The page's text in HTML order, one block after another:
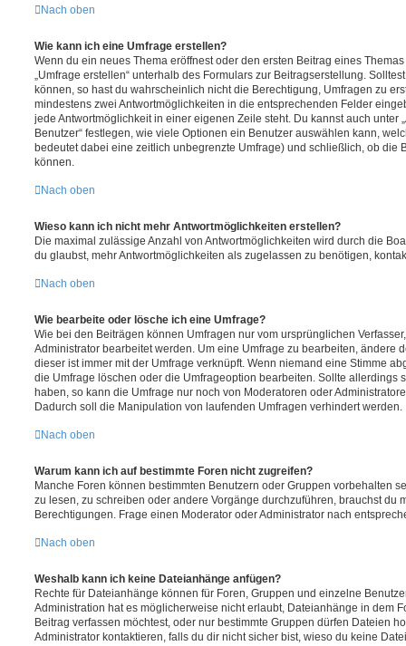
Nach oben
Wie kann ich eine Umfrage erstellen?
Wenn du ein neues Thema eröffnest oder den ersten Beitrag eines
„Umfrage erstellen“ unterhalb des Formulars zur Beitragserstellung.
können, so hast du wahrscheinlich nicht die Berechtigung, Umfragen zu
mindestens zwei Antwortmöglichkeiten in die entsprechenden Felder
jede Antwortmöglichkeit in einer eigenen Zeile steht. Du kannst auch unter
Benutzer“ festlegen, wie viele Optionen ein Benutzer auswählen kann,
bedeutet dabei eine zeitlich unbegrenzte Umfrage) und schließlich, ob die
können.
Nach oben
Wieso kann ich nicht mehr Antwortmöglichkeiten erstellen?
Die maximal zulässige Anzahl von Antwortmöglichkeiten wird durch die
du glaubst, mehr Antwortmöglichkeiten als zugelassen zu benötigen,
Nach oben
Wie bearbeite oder lösche ich eine Umfrage?
Wie bei den Beiträgen können Umfragen nur vom ursprünglichen
Administrator bearbeitet werden. Um eine Umfrage zu bearbeiten, ändere
dieser ist immer mit der Umfrage verknüpft. Wenn niemand eine Stimme
die Umfrage löschen oder die Umfrageoption bearbeiten. Sollte allerdings
haben, so kann die Umfrage nur noch von Moderatoren oder
Dadurch soll die Manipulation von laufenden Umfragen verhindert werden.
Nach oben
Warum kann ich auf bestimmte Foren nicht zugreifen?
Manche Foren können bestimmten Benutzern oder Gruppen vorbehalten
zu lesen, zu schreiben oder andere Vorgänge durchzuführen, brauchst du
Berechtigungen. Frage einen Moderator oder Administrator nach
Nach oben
Weshalb kann ich keine Dateianhänge anfügen?
Rechte für Dateianhänge können für Foren, Gruppen und einzelne
Administration hat es möglicherweise nicht erlaubt, Dateianhänge in dem
Beitrag verfassen möchtest, oder nur bestimmte Gruppen dürfen Dateien
Administrator kontaktieren, falls du dir nicht sicher bist, wieso du keine